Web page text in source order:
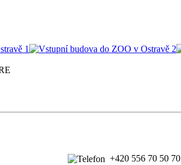
+420 556 70 50 70